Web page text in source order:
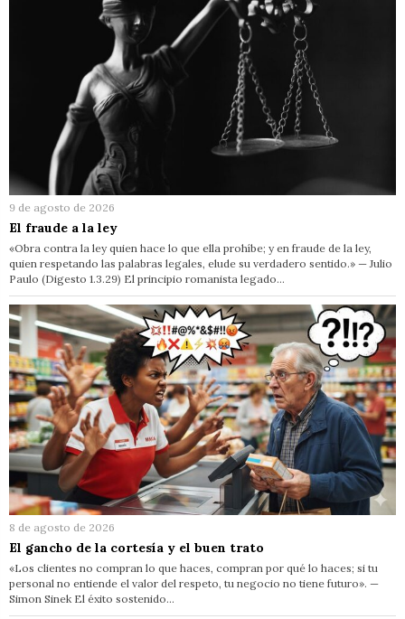
9 de agosto de 2026
El fraude a la ley
«Obra contra la ley quien hace lo que ella prohíbe; y en fraude de la ley,
quien respetando las palabras legales, elude su verdadero sentido.» — Julio
Paulo (Digesto 1.3.29) El principio romanista legado…
8 de agosto de 2026
El gancho de la cortesía y el buen trato
«Los clientes no compran lo que haces, compran por qué lo haces; si tu
personal no entiende el valor del respeto, tu negocio no tiene futuro». —
Simon Sinek El éxito sostenido…